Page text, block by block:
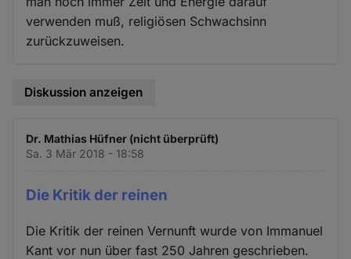
verwenden muß, religiösen Schwachsinn
zurückzuweisen.
Diskussion anzeigen
Dr. Mathias Hüfner (nicht überprüft)
Sa. 3 Mär 2018 - 18:58
Die Kritik der reinen
Die Kritik der reinen Vernunft wurde von Immanuel
Kant vor nun über fast 250 Jahren geschrieben.